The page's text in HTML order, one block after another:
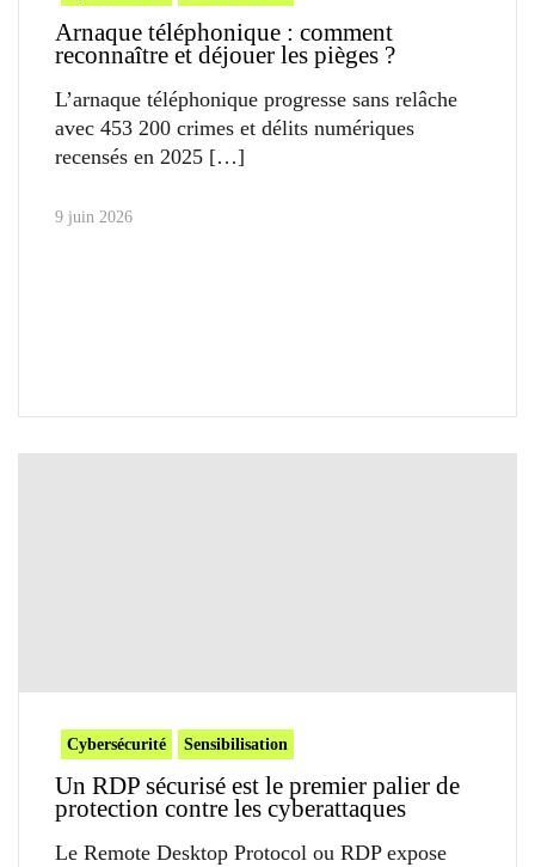
Arnaque téléphonique : comment
reconnaître et déjouer les pièges ?
L’arnaque téléphonique progresse sans relâche
avec 453 200 crimes et délits numériques
recensés en 2025
9 juin 2026
Cybersécurité Sensibilisation
Un RDP sécurisé est le premier palier de
protection contre les cyberattaques
Le Remote Desktop Protocol ou RDP expose